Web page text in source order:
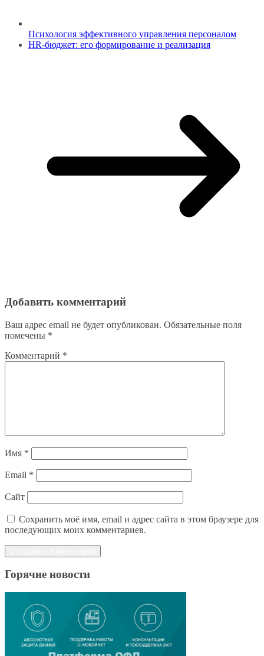
Психология эффективного управления персоналом
HR-бюджет: его формирование и реализация
Добавить комментарий
Ваш адрес email не будет опубликован. Обязательные поля
помечены *
Комментарий *
Имя *
Email *
Сайт
Сохранить моё имя, email и адрес сайта в этом браузере для
последующих моих комментариев.
Горячие новости